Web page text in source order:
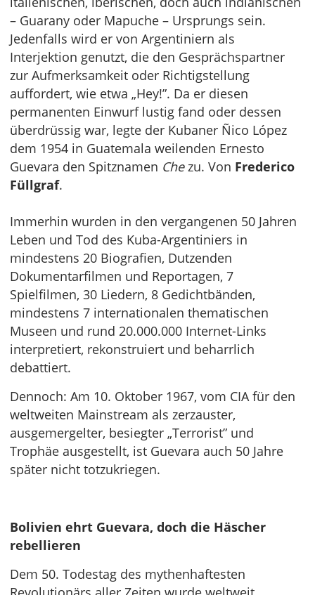
– Guarany oder Mapuche – Ursprungs sein.
Jedenfalls wird er von Argentiniern als
Interjektion genutzt, die den Gesprächspartner
zur Aufmerksamkeit oder Richtigstellung
auffordert, wie etwa „Hey!”. Da er diesen
permanenten Einwurf lustig fand oder dessen
überdrüssig war, legte der Kubaner Ñico López
dem 1954 in Guatemala weilenden Ernesto
Guevara den Spitznamen Chezu. Von Frederico
Füllgraf.
Immerhin wurden in den vergangenen 50 Jahren
Leben und Tod des Kuba-Argentiniers in
mindestens 20 Biografien, Dutzenden
Dokumentarfilmen und Reportagen, 7
Spielfilmen, 30 Liedern, 8 Gedichtbänden,
mindestens 7 internationalen thematischen
Museen und rund 20.000.000 Internet-Links
interpretiert, rekonstruiert und beharrlich
debattiert.
Dennoch: Am 10. Oktober 1967, vom CIA für den
weltweiten Mainstream als zerzauster,
ausgemergelter, besiegter „Terrorist” und
Trophäe ausgestellt, ist Guevara auch 50 Jahre
später nicht totzukriegen.
Bolivien ehrt Guevara, doch die Häscher
rebellieren
Dem 50. Todestag des mythenhaftesten